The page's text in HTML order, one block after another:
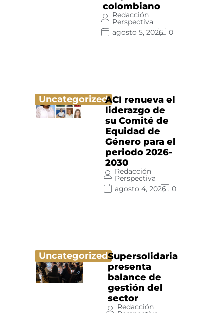
colombiano
Redacción
Perspectiva
agosto 5, 2026
0
UncategorizedACI renueva el
liderazgo de
su Comité de
Equidad de
Género para el
periodo 2026-
2030
Redacción
Perspectiva
agosto 4, 2026
0
UncategorizedSupersolidaria
presenta
balance de
gestión del
sector
Redacción